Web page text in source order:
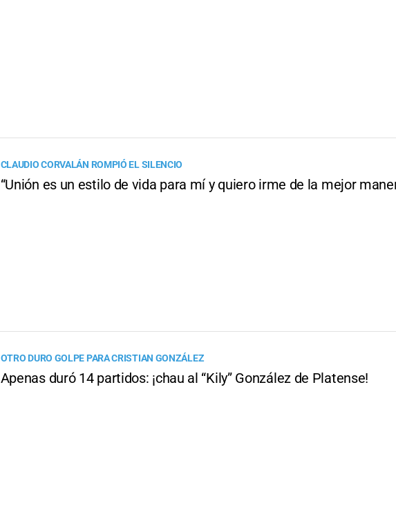
CLAUDIO CORVALÁN ROMPIÓ EL SILENCIO
“Unión es un estilo de vida para mí y quiero irme de la mejor
OTRO DURO GOLPE PARA CRISTIAN GONZÁLEZ
Apenas duró 14 partidos: ¡chau al “Kily” González de Platense!